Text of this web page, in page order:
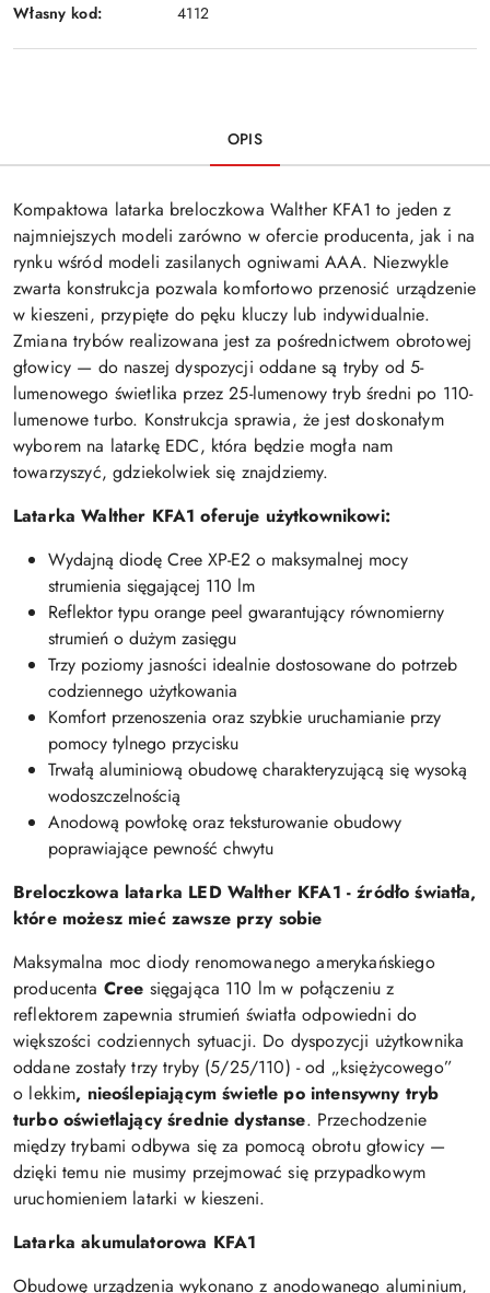
Własny kod: 4112
OPIS
Kompaktowa latarka breloczkowa Walther KFA1 to jeden z
najmniejszych modeli zarówno w ofercie producenta, jak i na
rynku wśród modeli zasilanych ogniwami AAA. Niezwykle
zwarta konstrukcja pozwala komfortowo przenosić urządzenie
w kieszeni, przypięte do pęku kluczy lub indywidualnie.
Zmiana trybów realizowana jest za pośrednictwem obrotowej
głowicy — do naszej dyspozycji oddane są tryby od 5-
lumenowego świetlika przez 25-lumenowy tryb średni po 110-
lumenowe turbo. Konstrukcja sprawia, że jest doskonałym
wyborem na latarkę EDC, która będzie mogła nam
towarzyszyć, gdziekolwiek się znajdziemy.
Latarka Walther KFA1 oferuje użytkownikowi:
Wydajną diodę Cree XP-E2 o maksymalnej mocy
strumienia sięgającej 110 lm
Reflektor typu orange peel gwarantujący równomierny
strumień o dużym zasięgu
Trzy poziomy jasności idealnie dostosowane do potrzeb
codziennego użytkowania
Komfort przenoszenia oraz szybkie uruchamianie przy
pomocy tylnego przycisku
Trwałą aluminiową obudowę charakteryzującą się wysoką
wodoszczelnością
Anodową powłokę oraz teksturowanie obudowy
poprawiające pewność chwytu
Breloczkowa latarka LED Walther KFA1 - źródło światła,
które możesz mieć zawsze przy sobie
Maksymalna moc diody renomowanego amerykańskiego
producenta Cree sięgająca 110 lm w połączeniu z
reflektorem zapewnia strumień światła odpowiedni do
większości codziennych sytuacji. Do dyspozycji użytkownika
oddane zostały trzy tryby (5/25/110) - od „księżycowego”
o lekkim, nieoślepiającym świetle po intensywny tryb
turbo oświetlający średnie dystanse. Przechodzenie
między trybami odbywa się za pomocą obrotu głowicy —
dzięki temu nie musimy przejmować się przypadkowym
uruchomieniem latarki w kieszeni.
Latarka akumulatorowa KFA1
Obudowę urządzenia wykonano z anodowanego aluminium,